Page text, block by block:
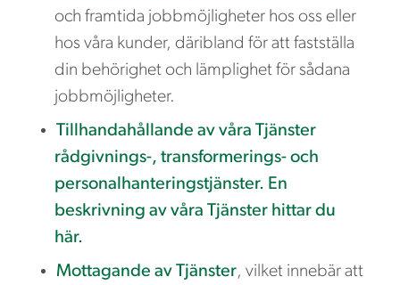
och framtida jobbmöjligheter hos oss eller
hos våra kunder, däribland för att fastställa
din behörighet och lämplighet för sådana
jobbmöjligheter.
Tillhandahållande av våra Tjänster
rådgivnings-, transformerings- och
personalhanteringstjänster. En
beskrivning av våra Tjänster hittar du
här.
Mottagande av Tjänster, vilket innebär att